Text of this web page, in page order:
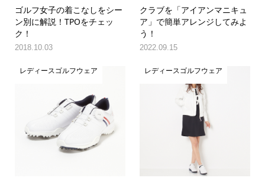
ゴルフ女子の着こなしをシー
ン別に解説！TPOをチェッ
ク！
2018.10.03
クラブを「アイアンマニキュ
ア」で簡単アレンジしてみよ
う！
2022.09.15
レディースゴルフウェア レディースゴルフウェア